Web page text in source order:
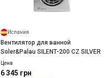
Испания
Вентилятор для ванной
Soler&Palau SILENT-200 CZ SILVER
Цена
6 345 грн